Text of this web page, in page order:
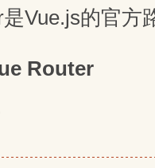
Vue.js的官方
Router